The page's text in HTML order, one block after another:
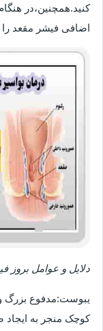
کنید.همچنین،در
اضافی فیشر مقعد
دلایل و عوامل بروز
یبوست:مدفوع بزرگ
کوچک منجر به ایجاد